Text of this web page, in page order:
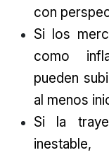
con
Si los
como
pueden
al menos
Si la